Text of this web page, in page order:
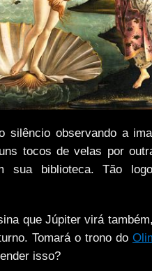
silêncio observando a
tocos de velas por
sua biblioteca. Tão
que Júpiter virá
Tomará o trono do
isso?